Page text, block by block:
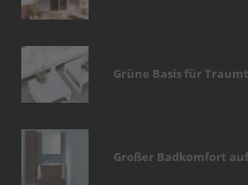
Grüne Basis für
Großer Badkomfort